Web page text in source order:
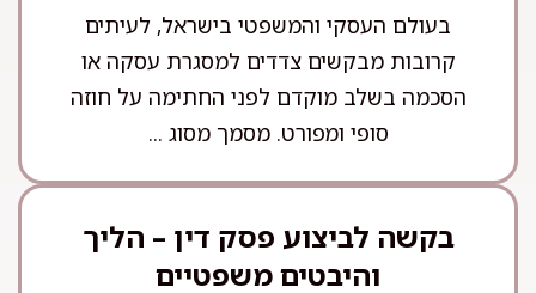
בעולם העסקי והמשפטי בישראל, לעיתים
קרובות מבקשים צדדים למסגרת עסקה או
הסכמה בשלב מוקדם לפני החתימה על חוזה
סופי ומפורט. מסמך מסוג ...
בקשה לביצוע פסק דין – הליך
והיבטים משפטיים